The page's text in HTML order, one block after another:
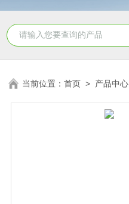
当前位置：首页 > 产品中心